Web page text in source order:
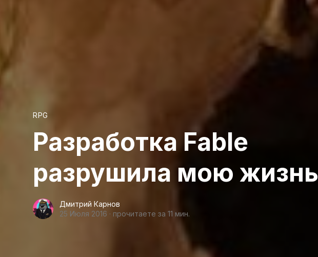
RPG
Разработка Fable
разрушила мою жизнь
Дмитрий Карнов
25 Июля 2016 · прочитаете за 11 мин.